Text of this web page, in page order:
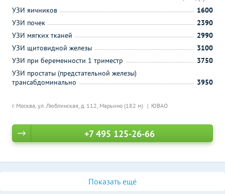
г. Москва, ул. Люблинская, д. 112, Марьино (182 м) ЮВАО
УЗИ яичников
1600
УЗИ почек
2390
УЗИ мягких тканей
2990
УЗИ щитовидной железы
3100
УЗИ при беременности 1 триместр
3750
УЗИ простаты (предстательной железы)
трансабдоминально
3950
+7 495 125-26-66
Показать ещё